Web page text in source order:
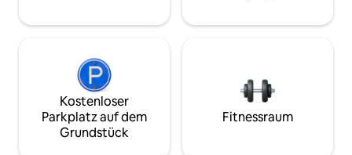
Kostenloser
Parkplatz auf dem
Grundstück
Fitnessraum